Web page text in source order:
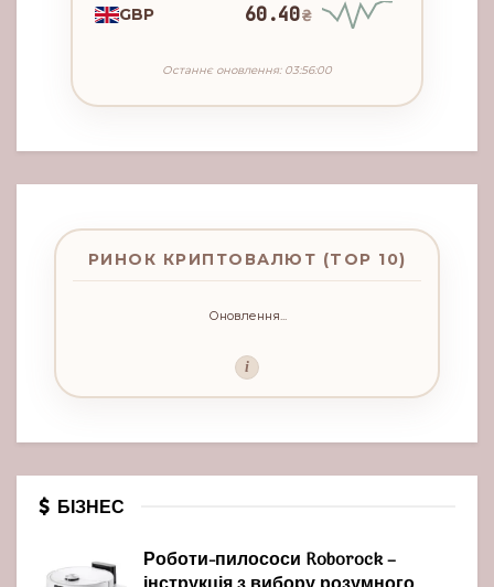
GBP 60.40₴
Останнє оновлення: 03:56:00
РИНОК КРИПТОВАЛЮТ (TOP 10)
Оновлення...
i
БІЗНЕС
Роботи-пилососи Roborock –